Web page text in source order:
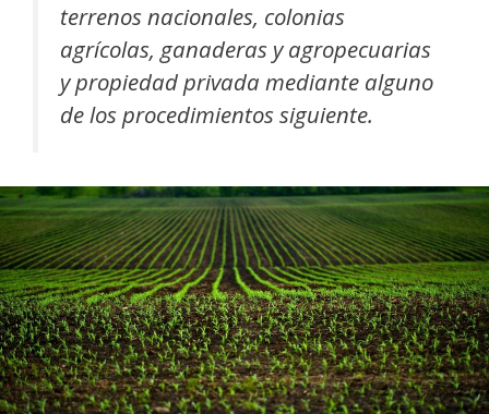
terrenos nacionales, colonias
agrícolas, ganaderas y agropecuarias
y propiedad privada mediante alguno
de los procedimientos siguiente.